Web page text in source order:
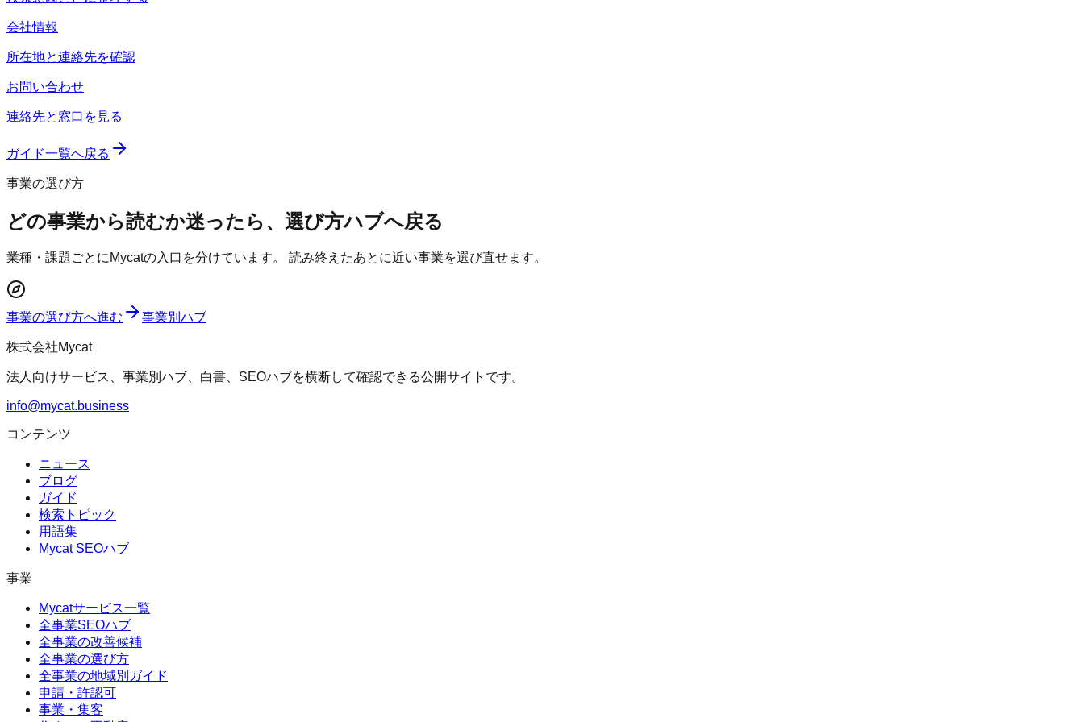
会社情報
所在地と連絡先を確認
お問い合わせ
連絡先と窓口を見る
ガイド一覧へ戻る
事業の選び方
どの事業から読むか迷ったら、選び方ハブへ戻る
業種・課題ごとにMycatの入口を分けています。 読み終えたあとに近い事業を選び直せます。
事業の選び方へ進む 事業別ハブ
株式会社Mycat
法人向けサービス、事業別ハブ、白書、SEOハブを横断して確認できる公開サイトです。
info@mycat.business
コンテンツ
ニュース
ブログ
ガイド
検索トピック
用語集
Mycat SEOハブ
事業
Mycatサービス一覧
全事業SEOハブ
全事業の改善候補
全事業の選び方
全事業の地域別ガイド
申請・許認可
事業・集客